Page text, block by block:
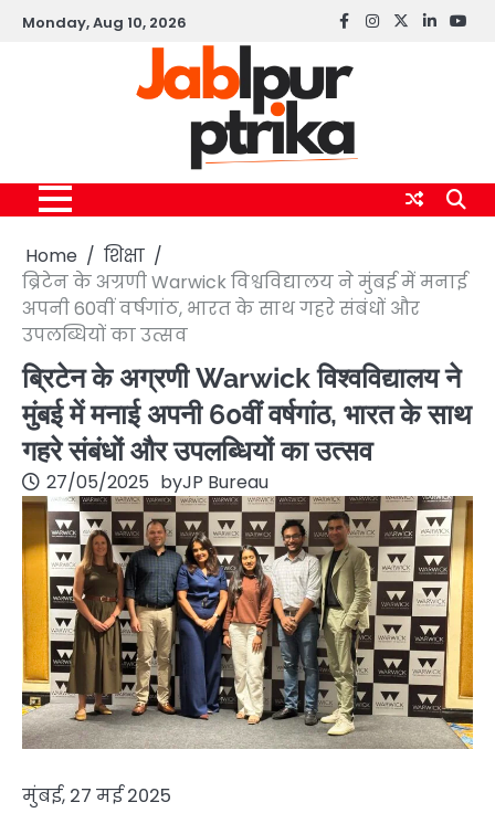
SkipMonday, Aug 10, 2026 Facebook
instagram
twitterlinkedin
Home
शिक्षा
ब्रिटेन के अग्रणी Warwick विश्वविद्यालय ने मुंबई में मनाई
अपनी 60वीं वर्षगांठ, भारत के साथ गहरे संबंधों और
उपलब्धियों का उत्सव
ब्रिटेन के अग्रणी Warwick विश्वविद्यालय ने
मुंबई में मनाई अपनी 60वीं वर्षगांठ, भारत के साथ
गहरे संबंधों और उपलब्धियों का उत्सव
27/05/2025 byJP Bureau
मुंबई, 27 मई 2025